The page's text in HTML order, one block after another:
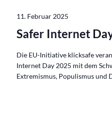
Safer Internet
11. Februar 2025
Die EU-Initiative klicksafe
Internet Day 2025 mit dem
Extremismus, Populismus und